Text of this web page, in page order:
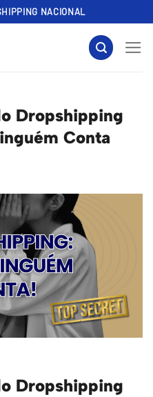
NACIONAL
Dropshipping
Conta
Dropshipping